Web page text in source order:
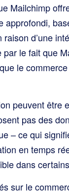
Mailchimp
approfondi,
d’une
par le fait que
le
peuvent être
pas des
– ce qui
en temps
dans
sur le